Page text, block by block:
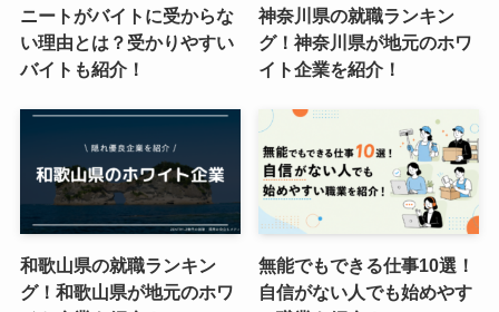
ニートがバイトに受からな
い理由とは？受かりやすい
バイトも紹介！
神奈川県の就職ランキン
グ！神奈川県が地元のホワ
イト企業を紹介！
和歌山県の就職ランキン
グ！和歌山県が地元のホワ
無能でもできる仕事10選！
自信がない人でも始めやす